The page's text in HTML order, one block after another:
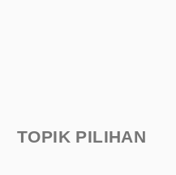
TOPIK PILIHAN